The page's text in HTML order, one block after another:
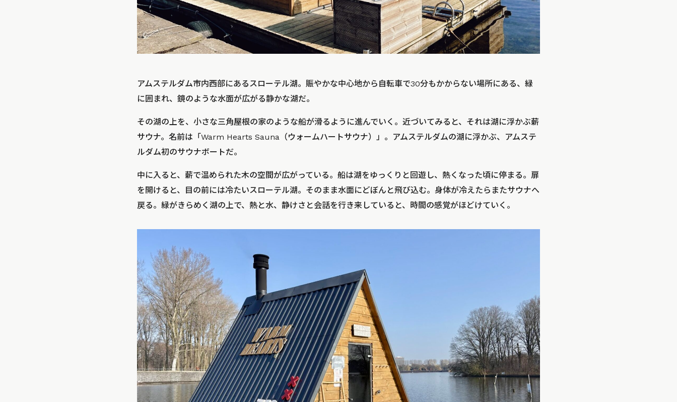
アムステルダム市内西部にあるスローテル湖。賑やかな中心地から自転車で30分もかからない場所にある、緑
に囲まれ、鏡のような水面が広がる静かな湖だ。
その湖の上を、小さな三角屋根の家のような船が滑るように進んでいく。近づいてみると、それは湖に浮かぶ薪
サウナ。名前は「Warm Hearts Sauna（ウォームハートサウナ）」。アムステルダムの湖に浮かぶ、アムステ
ルダム初のサウナボートだ。
中に入ると、薪で温められた木の空間が広がっている。船は湖をゆっくりと回遊し、熱くなった頃に停まる。扉
を開けると、目の前には冷たいスローテル湖。そのまま水面にどぼんと飛び込む。身体が冷えたらまたサウナへ
戻る。緑がきらめく湖の上で、熱と水、静けさと会話を行き来していると、時間の感覚がほどけていく。